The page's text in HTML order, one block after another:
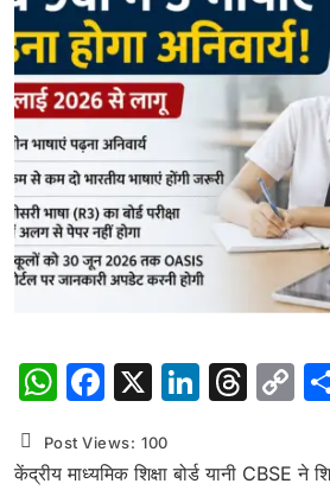
WhatsApp
Facebook
X
Post Views: 100
केंद्रीय माध्यमिक शिक्षा बोर्ड यानी CBSE ने